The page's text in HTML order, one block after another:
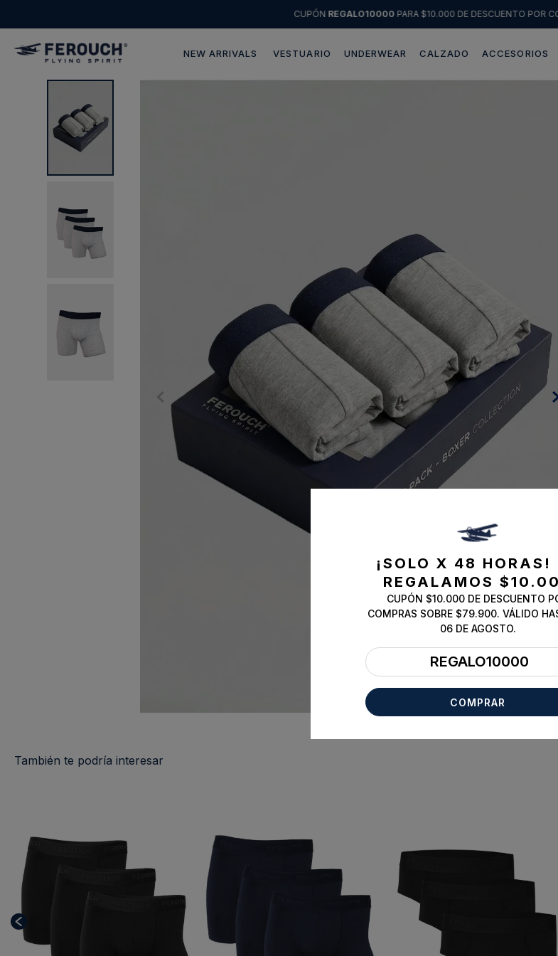
CUPÓN REGALO10000PARA $10.000 DE DESCUENTO POR
NEW ARRIVALS VESTUARIO UNDERWEAR CALZADO ACCESORIOS
También te podría interesar
¡SOLO X 48 HORAS!
REGALAMOS
CUPÓN $10.000 DE DESCUENTO
COMPRAS SOBRE $79.900. VÁLIDO
06 DE AGOSTO.
REGALO10000
COMPRAR
.
poleron
10 . abrigo